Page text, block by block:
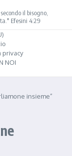
il bisogno,
Efesini 4:29
privacy
NOI
insieme”